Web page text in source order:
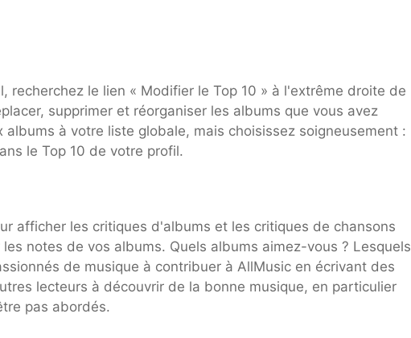
recherchez le lien « Modifier le Top 10 » à l'extrême droite de
supprimer et réorganiser les albums que vous avez
à votre liste globale, mais choisissez soigneusement :
le Top 10 de votre profil.
afficher les critiques d'albums et les critiques de chansons
notes de vos albums. Quels albums aimez-vous ? Lesquels
de musique à contribuer à AllMusic en écrivant des
lecteurs à découvrir de la bonne musique, en particulier
pas abordés.